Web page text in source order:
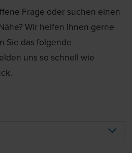
Frage oder suchen einen
Wir helfen Ihnen gerne
Sie das folgende
uns so schnell wie